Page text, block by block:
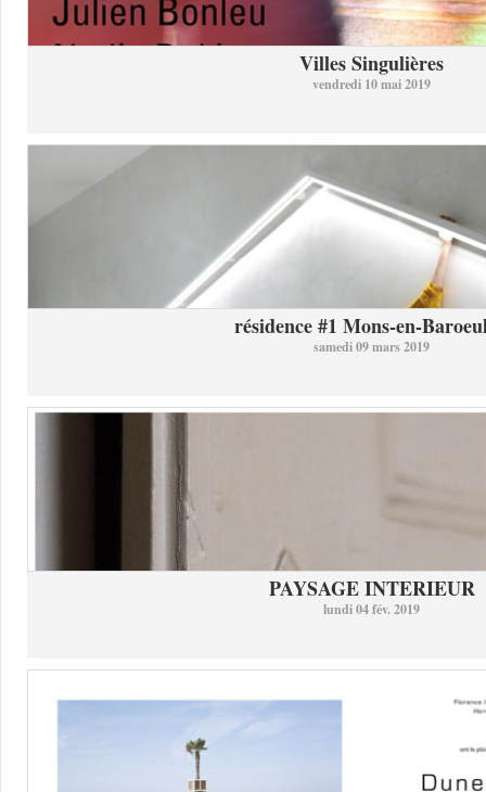
Villes Singulières
vendredi 10 mai 2019
résidence #1 Mons-en-
samedi 09 mars 2019
PAYSAGE INTERIEUR
lundi 04 fév. 2019